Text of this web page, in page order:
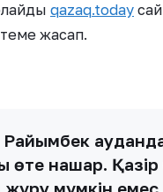
qazaq.today
жасап.
Райымбек
өте нашар. Қазір